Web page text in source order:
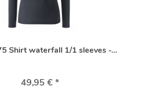
Shirt waterfall 1/1 sleeves -...
49,95 € *